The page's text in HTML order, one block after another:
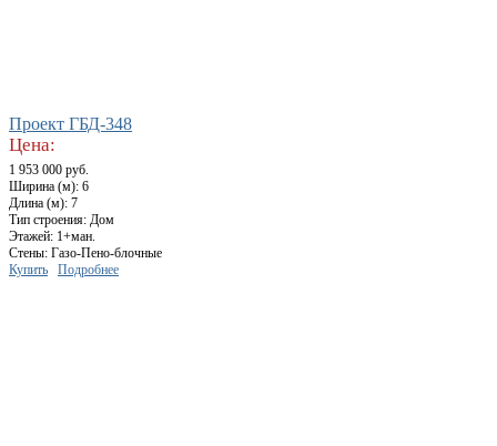
Проект ГБД-348
Цена:
1 953 000 руб.
Ширина (м): 6
Длина (м): 7
Тип строения: Дом
Этажей: 1+ман.
Стены: Газо-Пено-блочные
Купить
Подробнее